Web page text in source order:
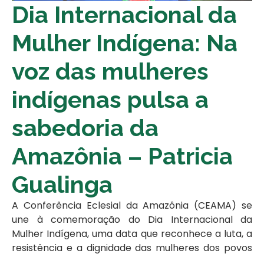
Dia Internacional da
Mulher Indígena: Na
voz das mulheres
indígenas pulsa a
sabedoria da
Amazônia – Patricia
Gualinga
A Conferência Eclesial da Amazônia (CEAMA) se
une à comemoração do Dia Internacional da
Mulher Indígena, uma data que reconhece a luta, a
resistência e a dignidade das mulheres dos povos